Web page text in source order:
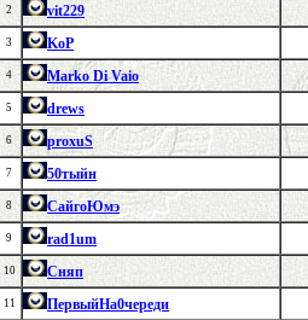
2 vit229
3 KoP
4 Marko Di Vaio
5 drews
6 proxuS
7 50тыйн
8 СайгоЮмэ
9 rad1um
10 Сняп
11 ПервыйНа0череди